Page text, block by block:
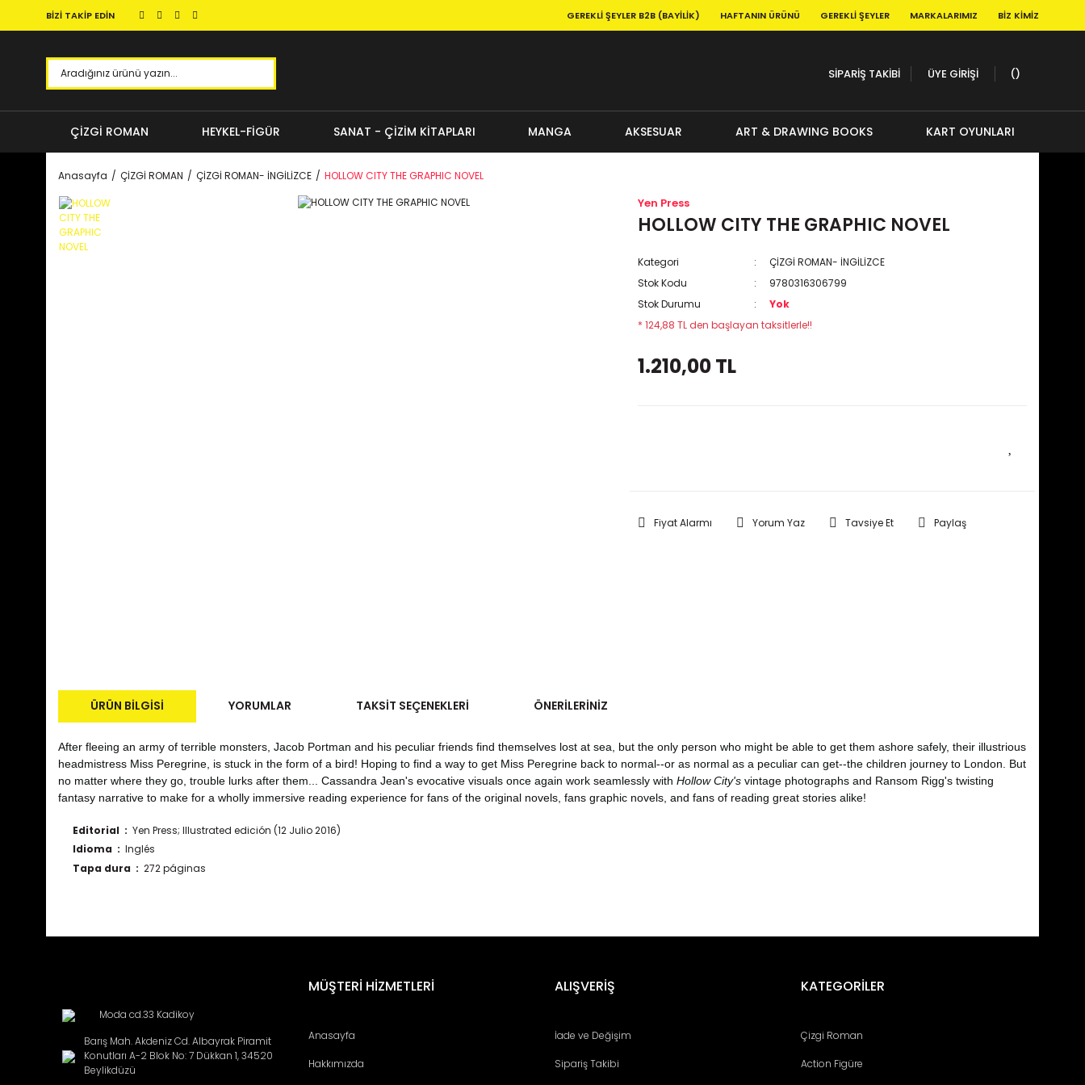
BİZİ TAKİP EDİN GEREKLI ŞEYLER B2B (BAYILIK) HAFTANIN ÜRÜNÜ GEREKLI ŞEYLER MARKALARIMIZ BIZ KIMIZ
SİPARİŞ TAKİBİ ÜYE GİRİŞİ
ÇİZGİ ROMAN HEYKEL-FİGÜR SANAT - ÇİZİM KİTAPLARI MANGA AKSESUAR ART & DRAWING BOOKS KART OYUNLARI
Anasayfa ÇİZGİ ROMAN ÇİZGİ ROMAN- İNGİLİZCE HOLLOW CITY THE GRAPHIC NOVEL
Yen Press
HOLLOW CITY THE GRAPHIC NOVEL
Kategori
ÇİZGİ ROMAN- İNGİLİZCE
Stok Kodu
9780316306799
Stok Durumu
Yok
* 124,88 TL den başlayan taksitlerle!!
1.210,00 TL
Fiyat Alarmı Yorum Yaz Tavsiye Et Paylaş
ÜRÜN BILGISI YORUMLAR TAKSIT SEÇENEKLERI ÖNERILERINIZ
After fleeing an army of terrible monsters, Jacob Portman and his peculiar friends find themselves lost at sea, but the only person who might be able to get them ashore safely, their illustrious
headmistress Miss Peregrine, is stuck in the form of a bird! Hoping to find a way to get Miss Peregrine back to normal--or as normal as a peculiar can get--the children journey to London. But
no matter where they go, trouble lurks after them... Cassandra Jean's evocative visuals once again work seamlessly with Hollow City's vintage photographs and Ransom Rigg's twisting
fantasy narrative to make for a wholly immersive reading experience for fans of the original novels, fans graphic novels, and fans of reading great stories alike!
Editorial ‏ : ‎ Yen Press; Illustrated edición (12 Julio 2016)
Idioma ‏ : ‎ Inglés
Tapa dura ‏ : ‎ 272 páginas
Yorum Yaz
Görüş ve önerileriniz için teşekkür ederiz.
Ürün resmi kalitesiz, bozuk veya görüntülenemiyor.
Ürün bilgilerinde hatalar bulunuyor.
Ürün fiyatı diğer sitelerden daha pahalı.
Bu ürüne benzer farklı alternatifler olmalı.
Moda cd.33 Kadikoy
Barış Mah. Akdeniz Cd. Albayrak Piramit
Konutları A-2 Blok No: 7 Dükkan 1, 34520
Beylikdüzü
MÜŞTERİ HİZMETLERİ
Anasayfa
Hakkımızda
ALIŞVERİŞ
İade ve Değişim
Sipariş Takibi
KATEGORİLER
Çizgi Roman
Action Figüre